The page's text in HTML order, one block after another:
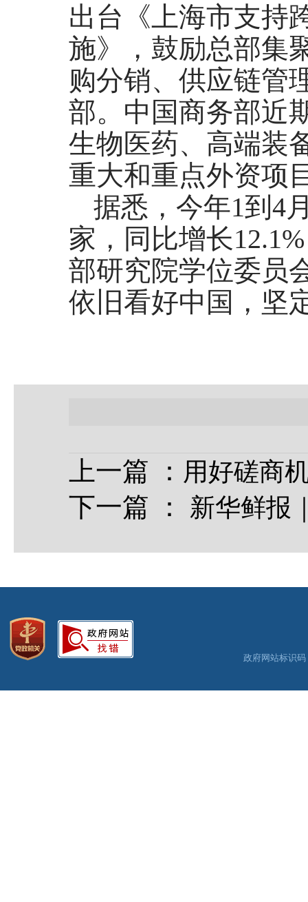
出台《上海市支持
施》，鼓励总部集
购分销、供应链管
部。中国商务部近
生物医药、高端装
重大和重点外资项
据悉，今年1到4
家，同比增长
部研究院学位委员
依旧看好中国，坚
上一篇 ： 用好磋商
下一篇 ： 新华鲜报
政府网站标识码